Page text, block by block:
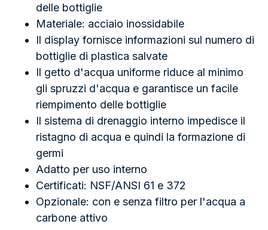
delle bottiglie
Materiale: acciaio inossidabile
Il display fornisce informazioni sul numero di
bottiglie di plastica salvate
Il getto d'acqua uniforme riduce al minimo
gli spruzzi d'acqua e garantisce un facile
riempimento delle bottiglie
Il sistema di drenaggio interno impedisce il
ristagno di acqua e quindi la formazione di
germi
Adatto per uso interno
Certificati: NSF/ANSI 61 e 372
Opzionale: con e senza filtro per l'acqua a
carbone attivo